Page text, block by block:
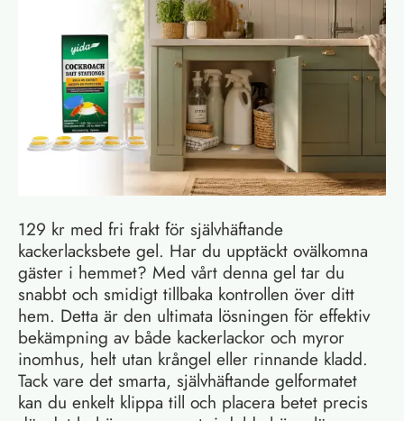
129 kr med fri frakt för självhäftande
kackerlacksbete gel. Har du upptäckt ovälkomna
gäster i hemmet? Med vårt denna gel tar du
snabbt och smidigt tillbaka kontrollen över ditt
hem. Detta är den ultimata lösningen för effektiv
bekämpning av både kackerlackor och myror
inomhus, helt utan krångel eller rinnande kladd.
Tack vare det smarta, självhäftande gelformatet
kan du enkelt klippa till och placera betet precis